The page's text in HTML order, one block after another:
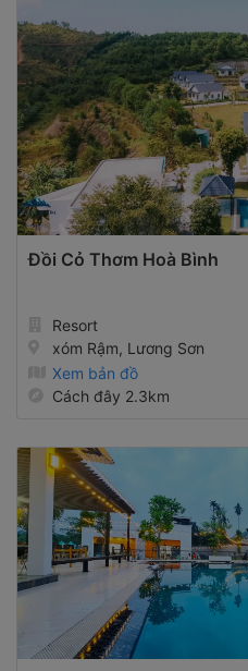
Đồi Cỏ Thơm Hoà Bình
Resort
xóm Rậm, Lương Sơn
Xem bản đồ
Cách đây 2.3km